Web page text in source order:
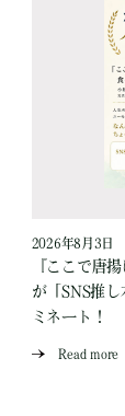
2026年8月3日
『ここで唐
が「SNS推
ミネート！
Read more